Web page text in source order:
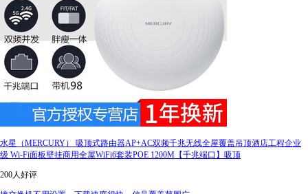
水星（MERCURY） 吸顶式路由器AP+AC双频千兆无线全屋覆盖吊顶酒店工程企业
级 Wi-Fi面板壁挂商用全屋WiFi6套装POE 1200M【千兆端口】吸顶
200人好评